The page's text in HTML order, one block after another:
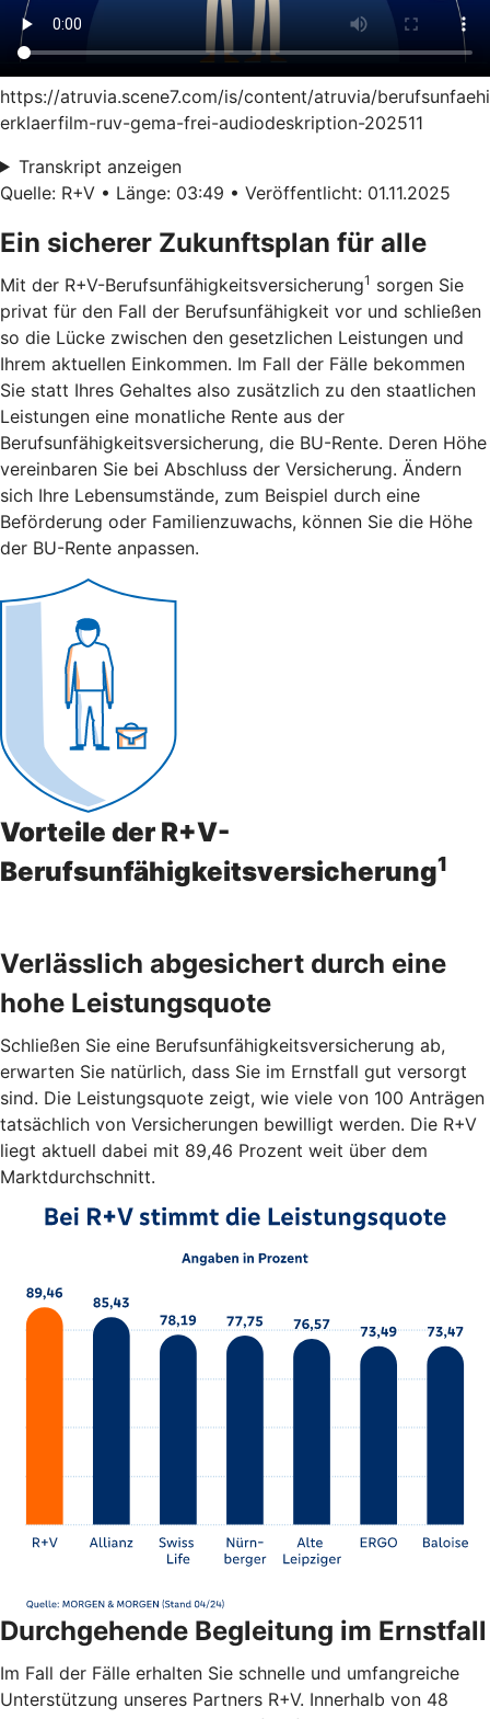
https://atruvia.scene7.com/is/content/atruvia/
erklaerfilm-ruv-gema-frei-audiodeskription-202511
Transkript anzeigen
Quelle: R+V • Länge: 03:49 • Veröffentlicht: 01.11.2025
Ein sicherer Zukunftsplan für alle
Mit der R+V-Berufsunfähigkeitsversicherung1 sorgen Sie
privat für den Fall der Berufsunfähigkeit vor und schließen
so die Lücke zwischen den gesetzlichen Leistungen und
Ihrem aktuellen Einkommen. Im Fall der Fälle bekommen
Sie statt Ihres Gehaltes also zusätzlich zu den staatlichen
Leistungen eine monatliche Rente aus der
Berufsunfähigkeitsversicherung, die BU-Rente. Deren Höhe
vereinbaren Sie bei Abschluss der Versicherung. Ändern
sich Ihre Lebensumstände, zum Beispiel durch eine
Beförderung oder Familienzuwachs, können Sie die Höhe
der BU-Rente anpassen.
Vorteile der R+V-
Berufsunfähigkeitsversicherung1
Verlässlich abgesichert durch eine
hohe Leistungsquote
Schließen Sie eine Berufsunfähigkeitsversicherung ab,
erwarten Sie natürlich, dass Sie im Ernstfall gut versorgt
sind. Die Leistungsquote zeigt, wie viele von 100 Anträgen
tatsächlich von Versicherungen bewilligt werden. Die R+V
liegt aktuell dabei mit 89,46 Prozent weit über dem
Marktdurchschnitt.
Durchgehende Begleitung im Ernstfall
Im Fall der Fälle erhalten Sie schnelle und umfangreiche
Unterstützung unseres Partners R+V. Innerhalb von 48